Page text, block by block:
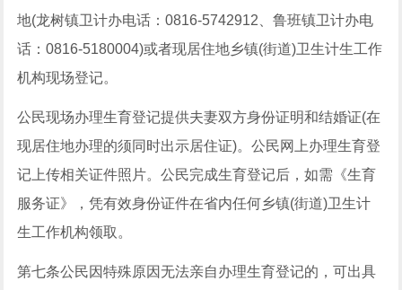
地(龙树镇卫计办电话：0816-5742912、鲁班镇卫计办电
话：0816-5180004)或者现居住地乡镇(街道)卫生计生工作
机构现场登记。
公民现场办理生育登记提供夫妻双方身份证明和结婚证(在
现居住地办理的须同时出示居住证)。公民网上办理生育登
记上传相关证件照片。公民完成生育登记后，如需《生育
服务证》，凭有效身份证件在省内任何乡镇(街道)卫生计
生工作机构领取。
第七条公民因特殊原因无法亲自办理生育登记的，可出具